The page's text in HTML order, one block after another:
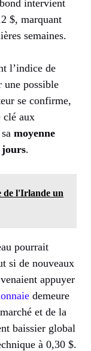
intervient
$, marquant
semaines.
l’indice de
possible
se confirme,
clé aux
moyenne
jours.
de l'Irlande un
pourrait
si de nouveaux
appuyer
demeure
et de la
baissier global
à 0,30 $.